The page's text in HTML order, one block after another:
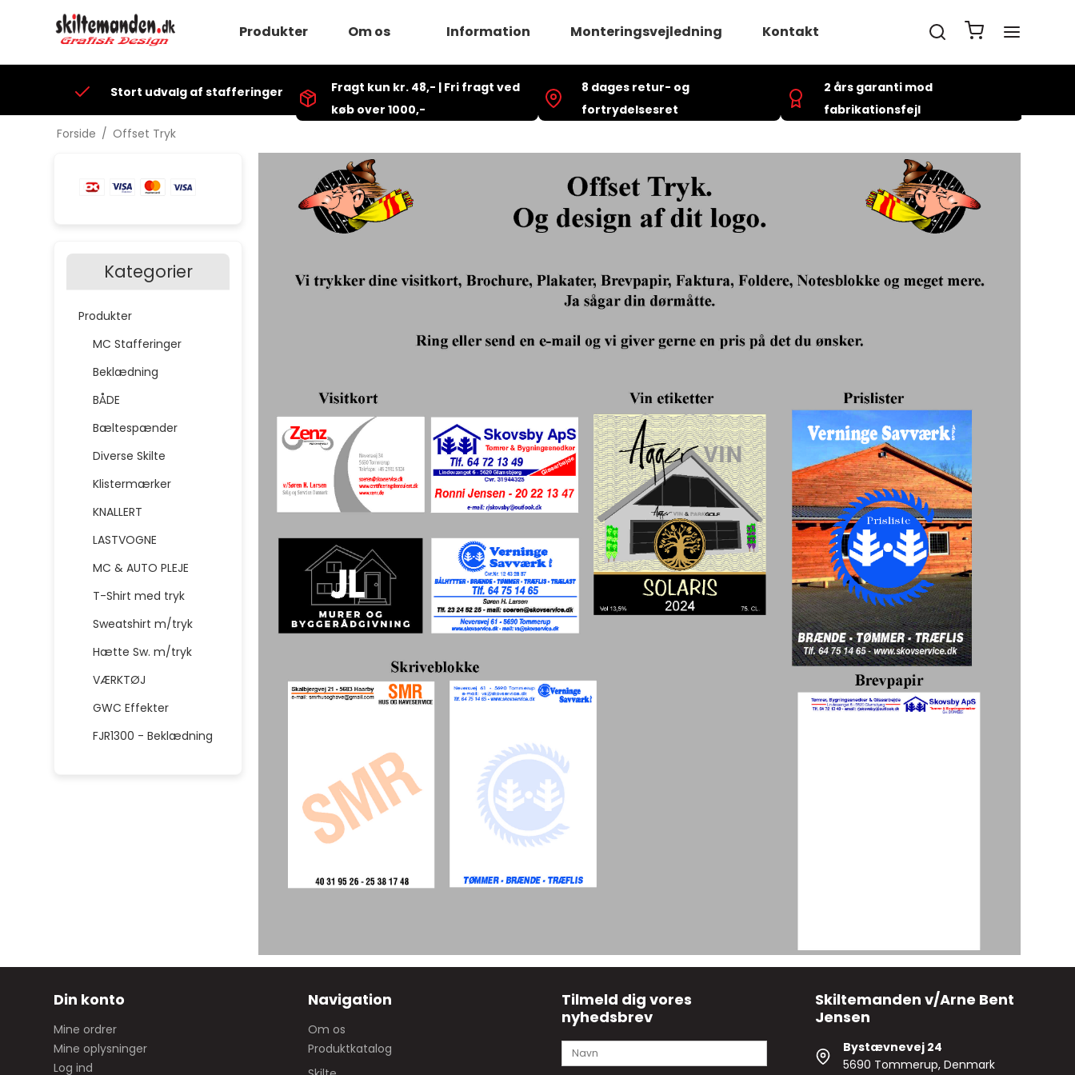
Produkter
MC Stafferinger
Beklædning
Klistermærker
KNALLERT
LASTVOGNE
Sweatshirt m/tryk
Om os Information
Skilte
Bildekorationer
T-shirt
Handelsbetingelser
Monteringsvejledning Kontakt
Log ind
Opret bruger
Nyhedstilmelding
Stort udvalg af stafferinger
Fragt kun kr. 48,- | Fri fragt ved
køb over 1000,-
8 dages retur- og
fortrydelsesret
2 års garanti mod
fabrikationsfejl
Forside / Offset Tryk
Kategorier
Produkter
MC Stafferinger
Beklædning
BÅDE
Bæltespænder
Diverse Skilte
Klistermærker
KNALLERT
LASTVOGNE
MC & AUTO PLEJE
T-Shirt med tryk
Sweatshirt m/tryk
Hætte Sw. m/tryk
VÆRKTØJ
GWC Effekter
FJR1300 - Beklædning
Din konto
Mine ordrer
Mine oplysninger
Log ind
Navigation
Om os
Produktkatalog
Tilmeld dig vores
nyhedsbrev
Skiltemanden v/Arne Bent
Jensen
Bystævnevej 24
5690 Tommerup, Denmark